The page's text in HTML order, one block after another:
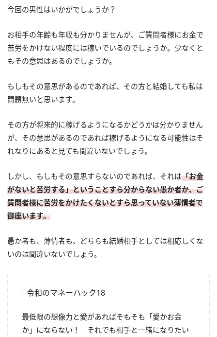
今回の男性はいかがでしょうか？
お相手の年齢も年収も分かりませんが、ご質問者様にお金で
苦労をかけない程度には稼いでいるのでしょうか。少なくと
もその意思はあるのでしょうか。
もしもその意思があるのであれば、その方と結婚しても私は
問題無いと思います。
その方が将来的に稼げるようになるかどうかは分かりません
が、その意思があるのであれば稼げるようになる可能性はそ
れなりにあると見ても間違いないでしょう。
しかし、もしもその意思すらないのであれば、それは「お金
がないと苦労する」ということすら分からない愚か者か、ご
質問者様に苦労をかけたくないとすら思っていない薄情者で
御座います。
愚か者も、薄情者も、どちらも結婚相手としては相応しくな
いのは間違いないでしょう。
令和のマネーハック18
最低限の想像力と愛があればそもそも「愛かお金
か」にならない！ それでも相手と一緒になりたい